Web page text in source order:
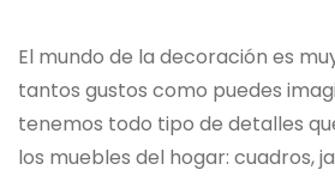
El mundo de la decoración es
tantos gustos como puedes
tenemos todo tipo de detalles
los muebles del hogar: cuadros,